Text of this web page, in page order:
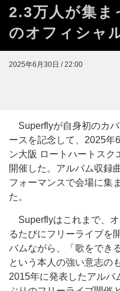
2.3万人が集ま
のオフィシャ
2025年6月30日 / 22:00
Superflyが自身初のカバ
ースを記念して、2025年
ン大阪 ロートハートスク
開催した。アルバム収録
フォーマンスで会場に集
た。
Superflyはこれまで、
るたびにフリーライブを
バムながら、「歌をでき
という本人の強い意志の
2015年に発表したアルバ